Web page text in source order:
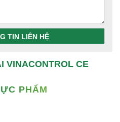
TIN LIÊN HỆ
VINACONTROL CE
PHẨM